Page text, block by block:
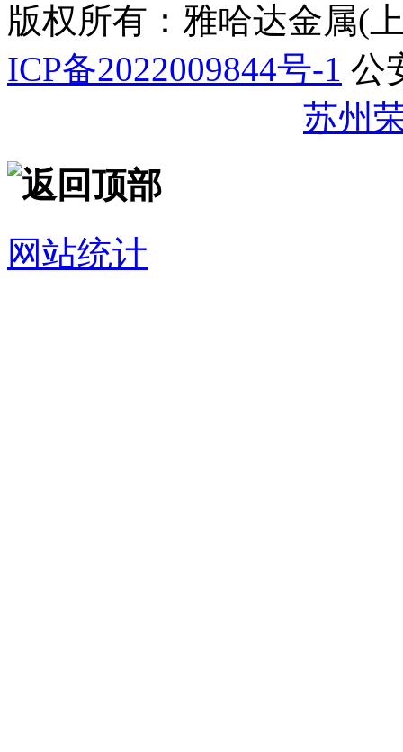
版权所有：雅哈达金属(
ICP备2022009844号-1 公
苏州
网站统计